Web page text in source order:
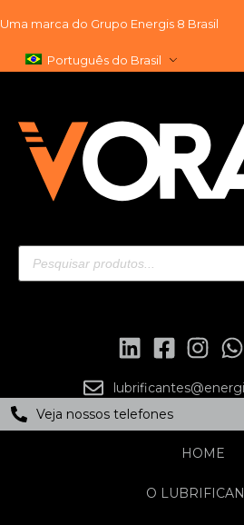
para
Uma marca do Grupo Energis 8 Brasil
Português do Brasil
Veja nossos telefones
HOME
O